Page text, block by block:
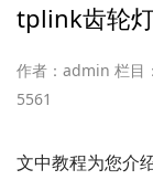
tplink齿轮
作者：admin 栏目：
5561
文中教程为您介